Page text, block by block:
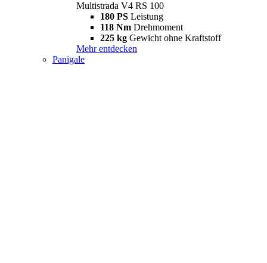
Multistrada V4 RS 100
180 PS Leistung
118 Nm Drehmoment
225 kg Gewicht ohne Kraftstoff
Mehr entdecken
Panigale